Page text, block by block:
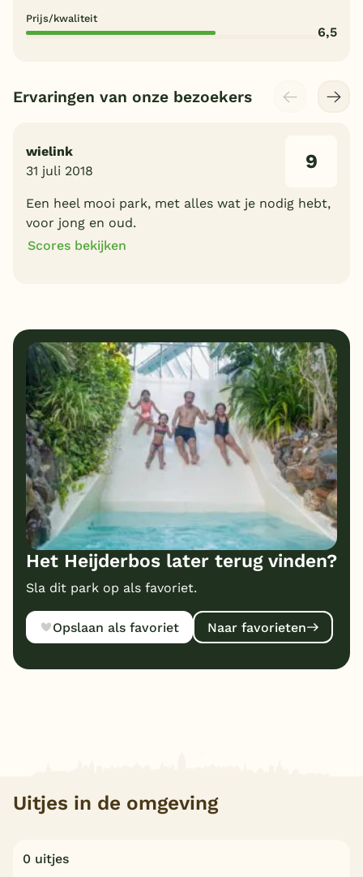
Prijs/kwaliteit
6,5
Ervaringen van onze bezoekers
wielink
31 juli 2018
9
Een heel mooi park, met alles wat je nodig hebt,
voor jong en oud.
Scores bekijken
8 Bungalows 8 Kindvriendelijk
7 Prijs/kwaliteit
Het Heijderbos later terug vinden?
Sla dit park op als favoriet.
Opslaan als favoriet Naar favorieten
Uitjes in de omgeving
0 uitjes